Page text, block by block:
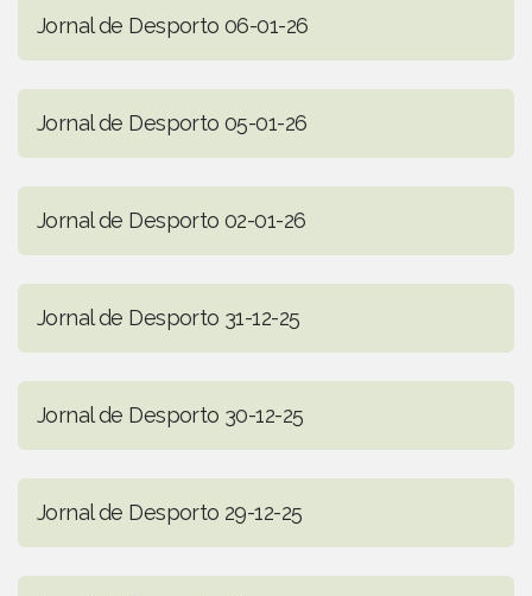
Jornal de Desporto 06-01-26
Jornal de Desporto 05-01-26
Jornal de Desporto 02-01-26
Jornal de Desporto 31-12-25
Jornal de Desporto 30-12-25
Jornal de Desporto 29-12-25